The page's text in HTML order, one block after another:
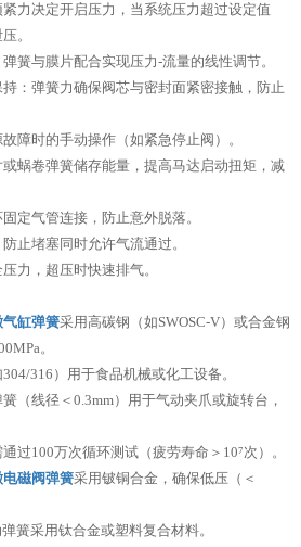
力决定开启压力，当系统压力超过设定值
。
簧与膜片配合实现压力-流量的线性调节。
：弹簧力确保阀芯与密封面紧密接触，防止
障时的手动操作（如紧急停止阀）。
蜗卷弹簧储存能量，提高马达启动扭矩，减
定气管连接，防止意外脱落。
止堵塞同时允许气流通过。
力，超压时快速排气。
气缸弹簧采用高碳钢（如SWOSC-V）或合金钢
。
316）用于食品机械或化工设备。
（线径＜0.3mm）用于气动夹爪或旋转台，
过100万次循环测试（疲劳寿命＞10⁷次）。
电磁阀弹簧采用铍铜合金，确保低压（＜
簧采用钛合金或塑料复合材料。